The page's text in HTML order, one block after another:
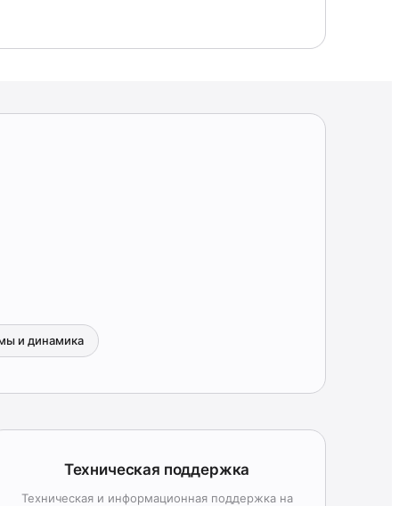
и динамика
Техническая поддержка
Техническая и информационная поддержка на